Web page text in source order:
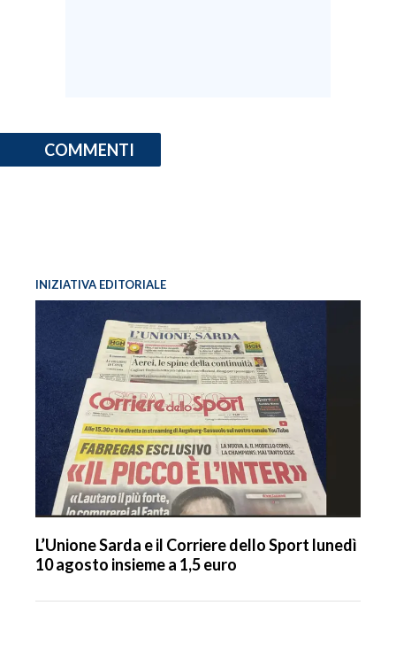
COMMENTI
INIZIATIVA EDITORIALE
L’Unione Sarda e il Corriere dello Sport lunedì
10 agosto insieme a 1,5 euro